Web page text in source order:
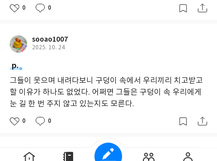
0 0
sooao1007
2025. 10. 24
p.
그들이 웃으며 내려다보니 구덩이 속에서 우리끼리 치고받고
할 이유가 하나도 없었다. 어쩌면 그들은 구덩이 속 우리에게
눈 길 한 번 주지 않고 있는지도 모른다.
0 0
cutecm